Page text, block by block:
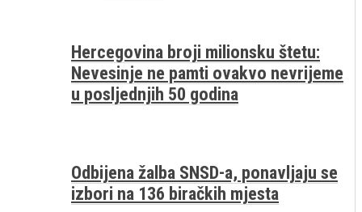
Hercegovina broji milionsku štetu:
Nevesinje ne pamti ovakvo nevrijeme
u posljednjih 50 godina
Odbijena žalba SNSD-a, ponavljaju se
izbori na 136 biračkih mjesta